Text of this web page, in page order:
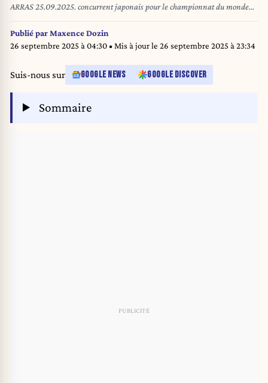
ARRAS 25.09.2025. concurrent japonais pour le championnat du monde
de frites a arras . PHOTO LUDOVIC MAILLARD / LA VOIX DU NORD.
*** Local Caption ***
Publié parMaxence Dozin
26 septembre 2025 à 04:30• Mis à jour le 26 septembre 2025 à 23:34
Suis-nous sur GOOGLE NEWS GOOGLE DISCOVER
Sommaire